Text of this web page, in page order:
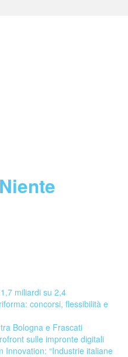
miliardi su 2,4
concorsi, flessibilità e
Bologna e Frascati
sulle impronte digitali
Innovation: “Industrie italiane